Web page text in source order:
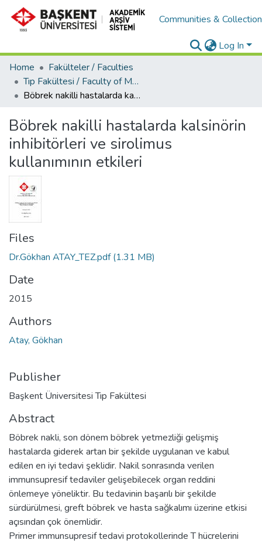
Communities &
Log In
Home
Fakülteler / Faculties
Tıp Fakültesi / Faculty of Medicine
Böbrek nakilli hastalarda kalsinörin inhibitörleri ve sirolimus kullanımının etkileri
Böbrek nakilli hastalarda kalsinörin
inhibitörleri ve sirolimus
kullanımının etkileri
Files
Dr.Gökhan ATAY_TEZ.pdf(1.31 MB)
Date
2015
Authors
Atay, Gökhan
Publisher
Başkent Üniversitesi Tıp Fakültesi
Abstract
Böbrek nakli, son dönem böbrek yetmezliği gelişmiş
hastalarda giderek artan bir şekilde uygulanan ve kabul
edilen en iyi tedavi şeklidir. Nakil sonrasında verilen
immunsupresif tedaviler gelişebilecek organ reddini
önlemeye yöneliktir. Bu tedavinin başarılı bir şekilde
sürdürülmesi, greft böbrek ve hasta sağkalımı üzerine etkisi
açısından çok önemlidir.
Primer immunsupresif tedavi protokollerinde T hücrelerini